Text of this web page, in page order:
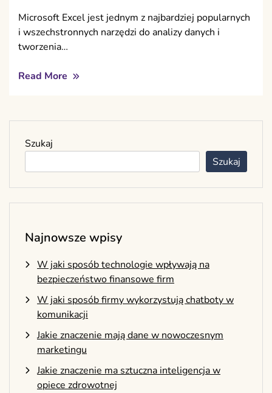
Microsoft Excel jest jednym z najbardziej popularnych
i wszechstronnych narzędzi do analizy danych i
tworzenia…
Read More
Szukaj
Szukaj
Najnowsze wpisy
W jaki sposób technologie wpływają na
bezpieczeństwo finansowe firm
W jaki sposób firmy wykorzystują chatboty w
komunikacji
Jakie znaczenie mają dane w nowoczesnym
marketingu
Jakie znaczenie ma sztuczna inteligencja w
opiece zdrowotnej